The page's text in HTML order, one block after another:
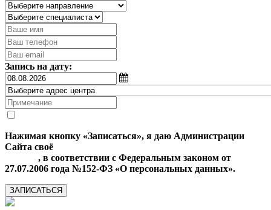
Запись на дату:
Нажимая кнопку «Записаться», я даю Администрации
Сайта своё
, в соответствии с Федеральным законом от
27.07.2006 года №152-ФЗ «О персональных данных».
ЗАПИСАТЬСЯ